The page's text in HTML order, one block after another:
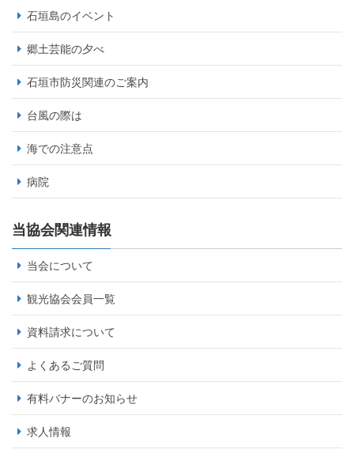
石垣島のイベント
郷土芸能の夕べ
石垣市防災関連のご案内
台風の際は
海での注意点
病院
当協会関連情報
当会について
観光協会会員一覧
資料請求について
よくあるご質問
有料バナーのお知らせ
求人情報